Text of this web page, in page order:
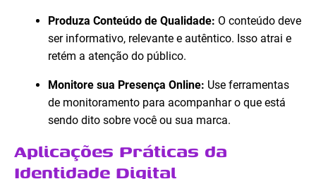
Produza Conteúdo de Qualidade: O conteúdo deve
ser informativo, relevante e autêntico. Isso atrai e
retém a atenção do público.
Monitore sua Presença Online: Use ferramentas
de monitoramento para acompanhar o que está
sendo dito sobre você ou sua marca.
Aplicações Práticas da
Identidade Digital